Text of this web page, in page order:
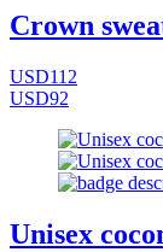
Crown
USD112
USD92
Unisex